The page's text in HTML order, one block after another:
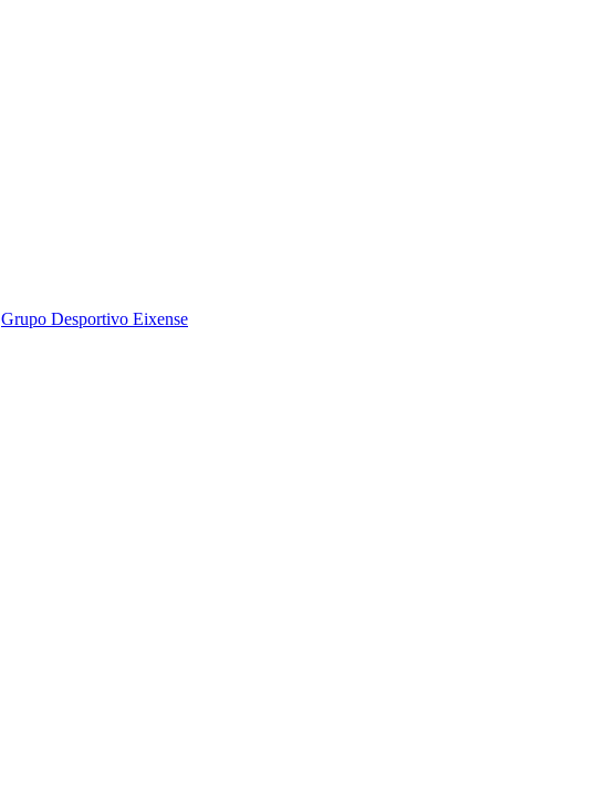
Grupo Desportivo Eixense